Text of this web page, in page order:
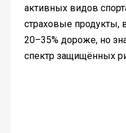
активных видов
страховые продукты,
20–35% дороже, но
спектр защищённых